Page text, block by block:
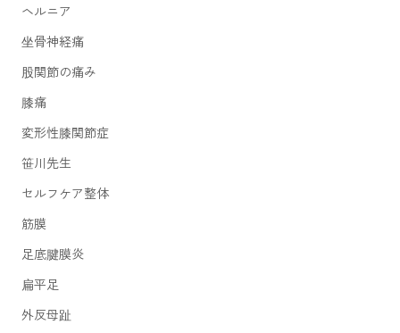
ヘルニア
坐骨神経痛
股関節の痛み
膝痛
変形性膝関節症
笹川先生
セルフケア整体
筋膜
足底腱膜炎
扁平足
外反母趾